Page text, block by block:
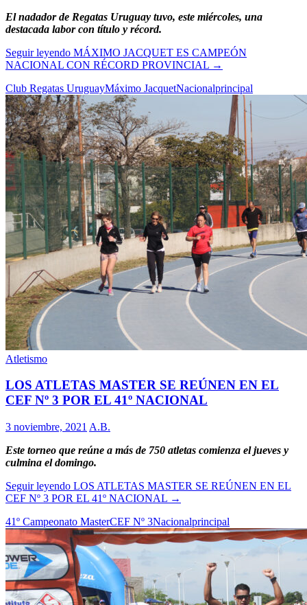
El nadador de Regatas Uruguay tuvo, este miércoles, una
destacada labor con título y récord.
Seguir leyendo MÁXIMO JACQUET ES CAMPEÓN
NACIONAL CON RÉCORD PROVINCIAL →
Club Regatas UruguayMáximo JacquetNacionalprincipal
Atletismo
LOS ATLETAS MASTER SE REÚNEN EN EL
CEF Nº 3 POR EL 41º NACIONAL
3 noviembre, 2021 A.B.
Este torneo que reúne a más de 750 atletas comienza el jueves y
culmina el domingo.
Seguir leyendo LOS ATLETAS MASTER SE REÚNEN EN EL
CEF Nº 3 POR EL 41º NACIONAL →
41º Campeonato MasterCEF Nº 3Nacionalprincipal